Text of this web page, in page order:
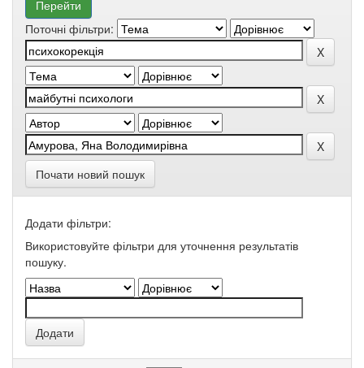
Поточні фільтри:
Почати новий пошук
Додати фільтри:
Використовуйте фільтри для уточнення результатів
пошуку.